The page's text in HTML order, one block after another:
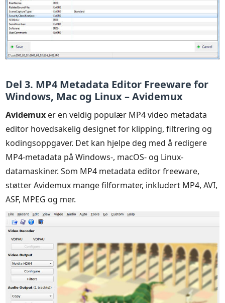
Del 3. MP4 Metadata Editor Freeware for
Windows, Mac og Linux – Avidemux
Avidemux er en veldig populær MP4 video metadata
editor hovedsakelig designet for klipping, filtrering og
kodingsoppgaver. Det kan hjelpe deg med å redigere
MP4-metadata på Windows-, macOS- og Linux-
datamaskiner. Som MP4 metadata editor freeware,
støtter Avidemux mange filformater, inkludert MP4, AVI,
ASF, MPEG og mer.